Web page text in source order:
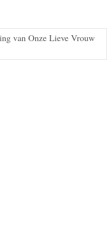
van Onze Lieve Vrouw